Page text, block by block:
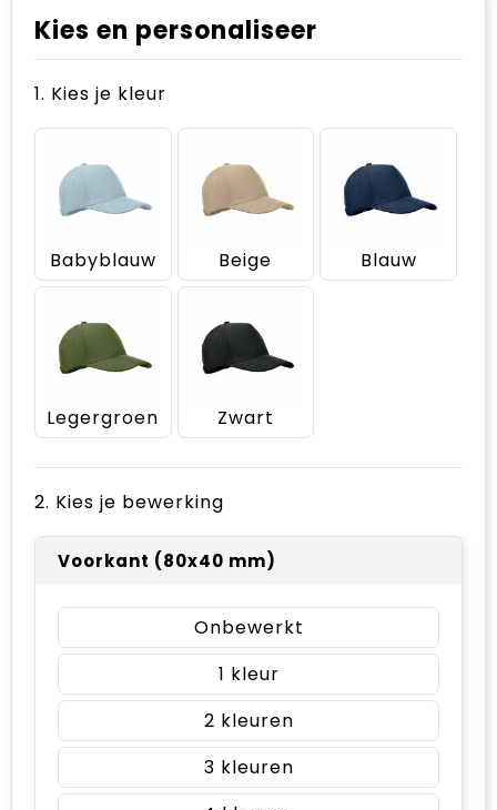
Kies en personaliseer
1. Kies je kleur
Babyblauw Beige Blauw
Legergroen Zwart
2. Kies je bewerking
Voorkant (80x40 mm)
Onbewerkt
1
2
3